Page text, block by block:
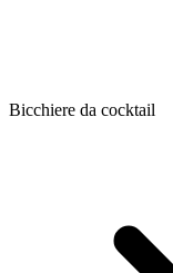
Bicchiere da cocktail